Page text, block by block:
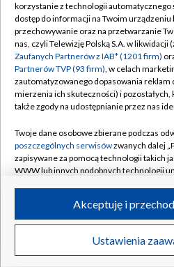
TVP
Abonament TVP
Emisja w TVP
Centrum informacji TVP
Naziemna Telewizja Cyfrowa
Rada Programowa
System NOS
Informacje o nadawcy
Program dla prasy
Ogłoszenie przetargowe
Polityka
Moje
Pomoc
©2026 Telewizja
korzystanie z technologii automatycznego
dostęp do informacji na Twoim urządzeniu
przechowywanie oraz na przetwarzanie
nas, czyli Telewizję Polską S.A. w likwidacji
Zaufanych Partnerów z IAB* (1201 firm)
Partnerów TVP (93 firm), w celach
zautomatyzowanego dopasowania reklam
mierzenia ich skuteczności) i
także zgody na udostępnianie przez nas
Twoje dane osobowe zbierane podczas
poszczególnych serwisówzwanych dalej
zapisywane za pomocą technologii takich
WWW lub innych podobnych technologii
ruchu w Internecie.
Twoje dane osobowe zbierane podczas
poszczególnych serwisówna Portalu, takie
Ustawienia
Akceptuję i